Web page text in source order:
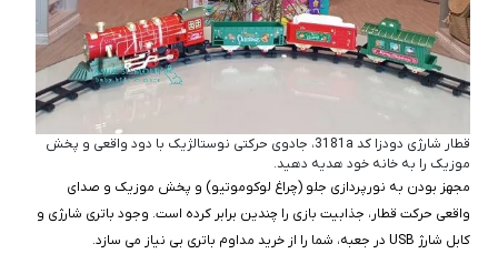
قطار شارژی دودزا کد 3181a، جادوی حرکتی نوستالژیک با دود واقعی و پخش
موزیک را به خانه خود هدیه دهید.
مجهز بودن به نورپردازی جلو (چراغ لوکوموتیو) و پخش موزیک و صدای
واقعی حرکت قطار، جذابیت بازی را چندین برابر کرده است. وجود باتری شارژی و
کابل شارژ USB در جعبه، شما را از خرید مداوم باتری بی‌ نیاز می‌ سازد.